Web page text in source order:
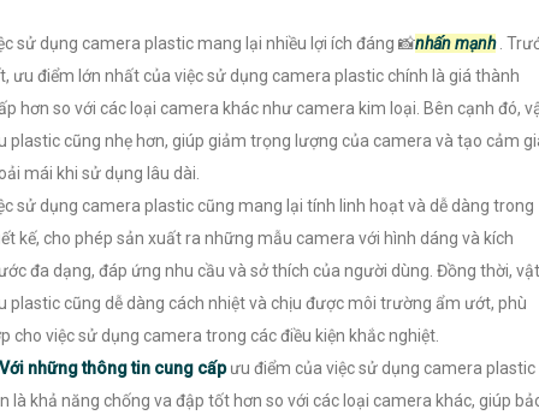
sử dụng camera plastic mang lại nhiều lợi ích đáng 📸nhấn mạnh.
ưu điểm lớn nhất của việc sử dụng camera plastic chính là giá thành
hơn so với các loại camera khác như camera kim loại. Bên cạnh đó,
plastic cũng nhẹ hơn, giúp giảm trọng lượng của camera và tạo cảm
mái khi sử dụng lâu dài.
sử dụng camera plastic cũng mang lại tính linh hoạt và dễ dàng trong
kế, cho phép sản xuất ra những mẫu camera với hình dáng và kích
đa dạng, đáp ứng nhu cầu và sở thích của người dùng. Đồng thời, vật
plastic cũng dễ dàng cách nhiệt và chịu được môi trường ẩm ướt, phù
cho việc sử dụng camera trong các điều kiện khắc nghiệt.
Với những thông tin cung cấpưu điểm của việc sử dụng camera plastic
là khả năng chống va đập tốt hơn so với các loại camera khác, giúp